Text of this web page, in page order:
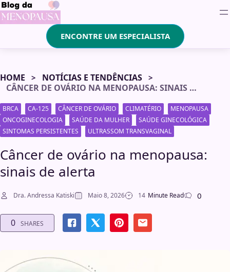
ENCONTRE UM ESPECIALISTA
HOME
NOTÍCIAS E TENDÊNCIAS
CÂNCER DE OVÁRIO NA MENOPAUSA: SINAIS DE ALERTA
BRCA CA-125 CÂNCER DE OVÁRIO CLIMATÉRIO
MENOPAUSA
ONCOGINECOLOGIA
SAÚDE DA MULHER
SAÚDE GINECOLÓGICA
SINTOMAS PERSISTENTES
ULTRASSOM TRANSVAGINAL
Câncer de ovário na menopausa:
sinais de alerta
Dra. Andressa Katiski Maio 8, 2026 14 Minute Read 0
0 SHARES